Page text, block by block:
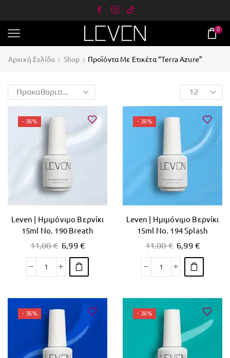
0
Αρχική Σελίδα Shop Προϊόντα Με Ετικέτα “Terra Azure”
- 36%
Leven | Ημιμόνιμο Βερνίκι
15ml No. 190 Breath
11,00€ 6,99 €
- 36%
Leven | Ημιμόνιμο Βερνίκι
15ml No. 194 Splash
11,00€ 6,99 €
- 36% - 36%